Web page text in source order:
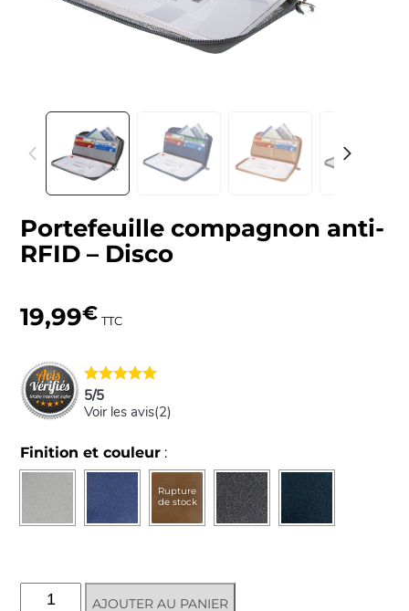
Portefeuille compagnon anti-
RFID – Disco
5/5
Voir les avis(2)
19,99€ TTC
Finition et couleur :
Rupture
de stock
quantité
AJOUTER AU PANIER